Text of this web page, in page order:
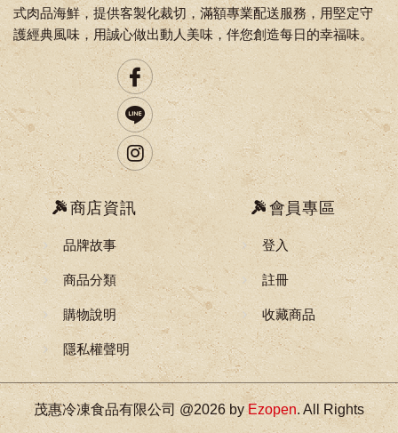
式肉品海鮮，提供客製化裁切，滿額專業配送服務，用堅定守
護經典風味，用誠心做出動人美味，伴您創造每日的幸福味。
商店資訊
品牌故事
商品分類
購物說明
隱私權聲明
會員專區
登入
註冊
收藏商品
茂惠冷凍食品有限公司 @2026 byEzopen. All Rights